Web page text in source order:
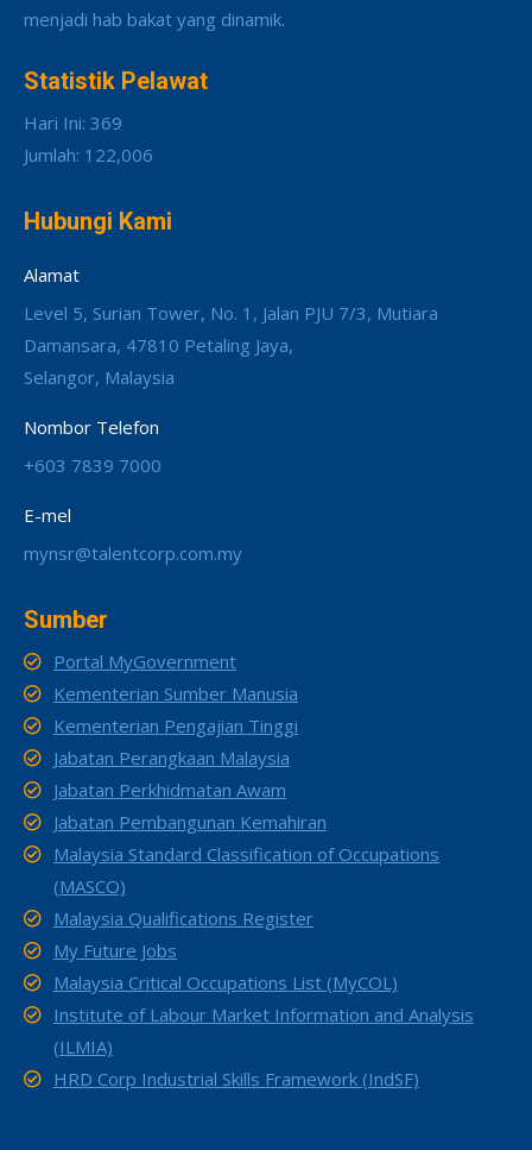
menjadi hab bakat yang dinamik.
Statistik Pelawat
Hari Ini: 369
Jumlah: 122,006
Hubungi Kami
Alamat
Level 5, Surian Tower, No. 1, Jalan PJU 7/3, Mutiara
Damansara, 47810 Petaling Jaya,
Selangor, Malaysia
Nombor Telefon
+603 7839 7000
E-mel
mynsr@talentcorp.com.my
Sumber
Portal MyGovernment
Kementerian Sumber Manusia
Kementerian Pengajian Tinggi
Jabatan Perangkaan Malaysia
Jabatan Perkhidmatan Awam
Jabatan Pembangunan Kemahiran
Malaysia Standard Classification of Occupations
(MASCO)
Malaysia Qualifications Register
My Future Jobs
Malaysia Critical Occupations List (MyCOL)
Institute of Labour Market Information and Analysis
(ILMIA)
HRD Corp Industrial Skills Framework (IndSF)